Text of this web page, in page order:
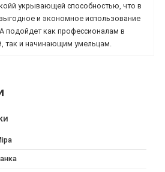
укрывающей способностью, что в
и экономное использование
подойдет как профессионалам в
так и начинающим умельцам.